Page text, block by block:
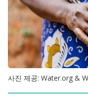
사진 제공: Water.org &